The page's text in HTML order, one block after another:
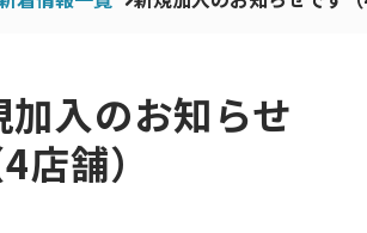
加入のお知らせ
店舗）